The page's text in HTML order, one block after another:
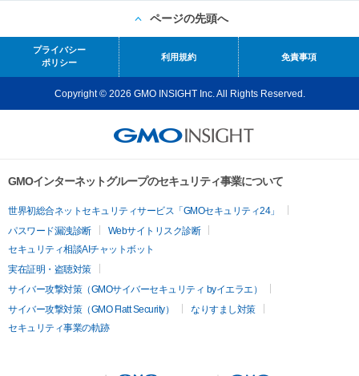
ページの先頭へ
プライバシー
ポリシー
利用規約 免責事項
Copyright © 2026 GMO INSIGHT Inc. All Rights Reserved.
GMOインターネットグループのセキュリティ事業について
世界初総合ネットセキュリティサービス「GMOセキュリティ24」
パスワード漏洩診断
Webサイトリスク診断
セキュリティ相談AIチャットボット
実在証明・盗聴対策
サイバー攻撃対策（GMOサイバーセキュリティ byイエラエ）
サイバー攻撃対策（GMO Flatt Security）
なりすまし対策
セキュリティ事業の軌跡